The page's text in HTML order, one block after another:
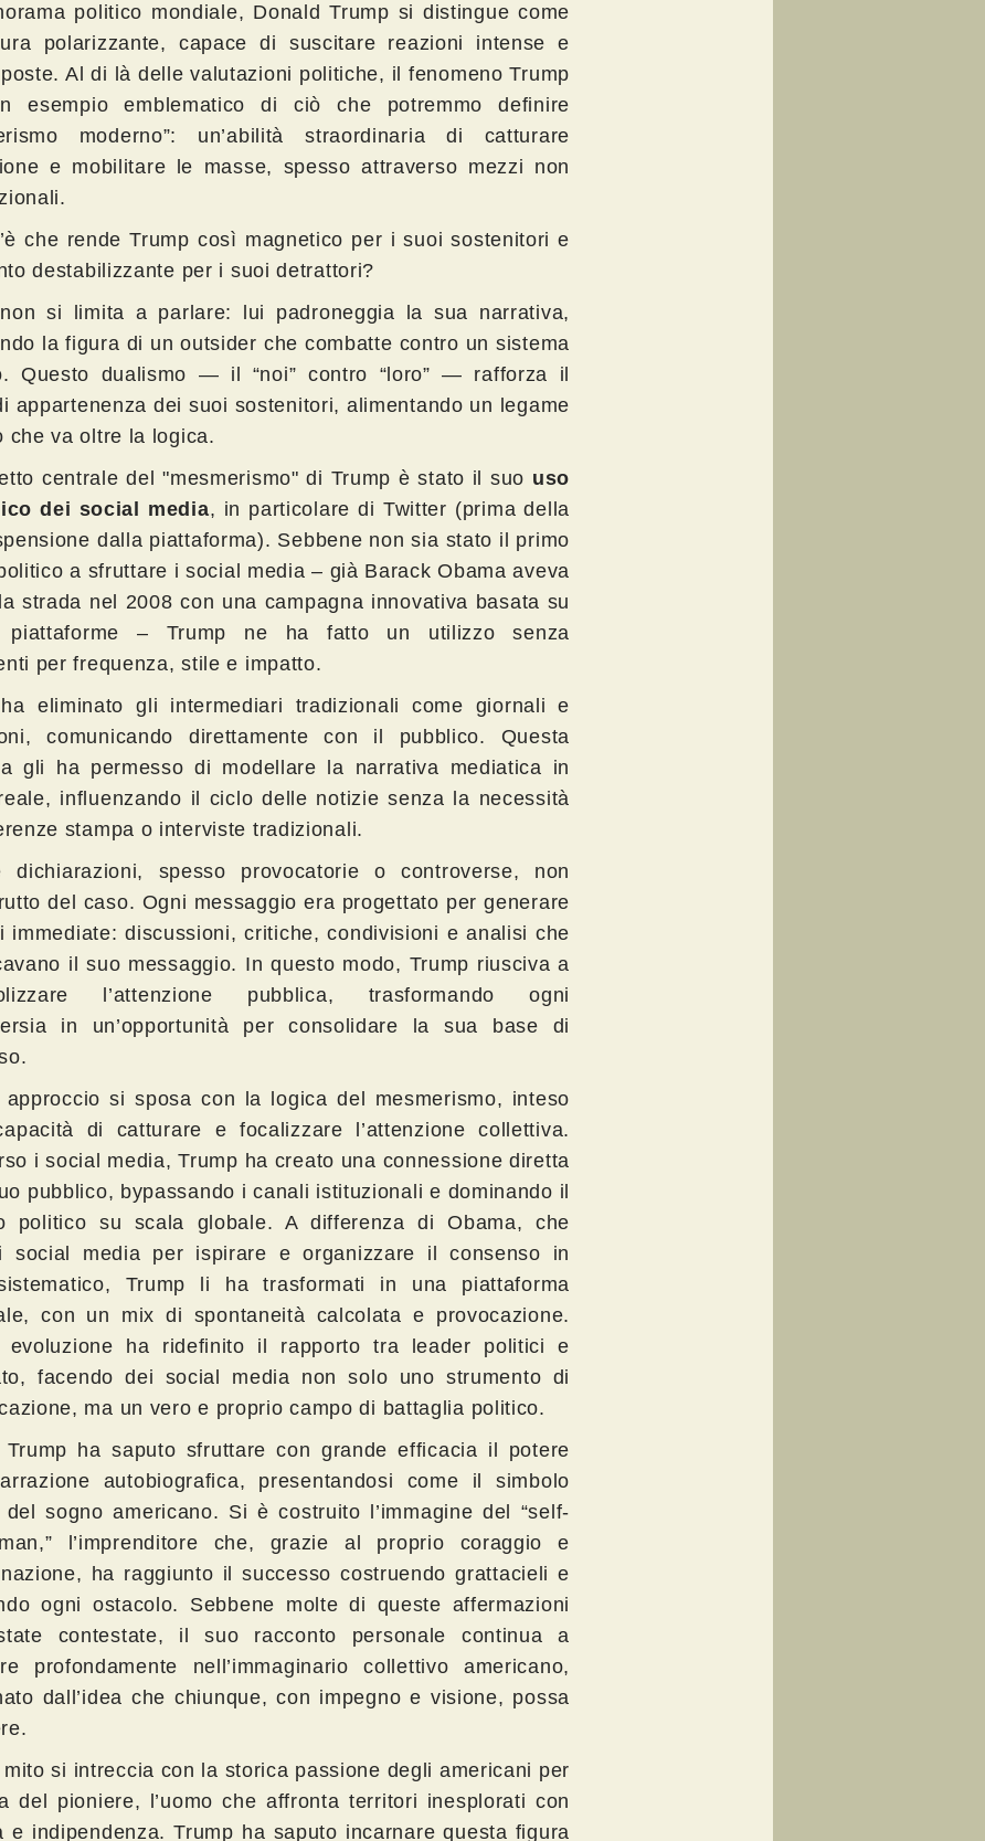
politico mondiale, Donald Trump si distingue come
polarizzante, capace di suscitare reazioni intense e
Al di là delle valutazioni politiche, il fenomeno Trump
esempio emblematico di ciò che potremmo definire
moderno”: un’abilità straordinaria di catturare
e mobilitare le masse, spesso attraverso mezzi non
che rende Trump così magnetico per i suoi sostenitori e
destabilizzante per i suoi detrattori?
si limita a parlare: lui padroneggia la sua narrativa,
la figura di un outsider che combatte contro un sistema
Questo dualismo — il “noi” contro “loro” — rafforza il
appartenenza dei suoi sostenitori, alimentando un legame
che va oltre la logica.
centrale del "mesmerismo" di Trump è stato il suo uso
dei social media, in particolare di Twitter (prima della
dalla piattaforma). Sebbene non sia stato il primo
a sfruttare i social media – già Barack Obama aveva
strada nel 2008 con una campagna innovativa basata su
piattaforme – Trump ne ha fatto un utilizzo senza
per frequenza, stile e impatto.
eliminato gli intermediari tradizionali come giornali e
comunicando direttamente con il pubblico. Questa
gli ha permesso di modellare la narrativa mediatica in
influenzando il ciclo delle notizie senza la necessità
stampa o interviste tradizionali.
dichiarazioni, spesso provocatorie o controverse, non
del caso. Ogni messaggio era progettato per generare
immediate: discussioni, critiche, condivisioni e analisi che
il suo messaggio. In questo modo, Trump riusciva a
l’attenzione pubblica, trasformando ogni
in un’opportunità per consolidare la sua base di
approccio si sposa con la logica del mesmerismo, inteso
di catturare e focalizzare l’attenzione collettiva.
i social media, Trump ha creato una connessione diretta
pubblico, bypassando i canali istituzionali e dominando il
politico su scala globale. A differenza di Obama, che
social media per ispirare e organizzare il consenso in
Trump li ha trasformati in una piattaforma
con un mix di spontaneità calcolata e provocazione.
evoluzione ha ridefinito il rapporto tra leader politici e
facendo dei social media non solo uno strumento di
ma un vero e proprio campo di battaglia politico.
Trump ha saputo sfruttare con grande efficacia il potere
autobiografica, presentandosi come il simbolo
del sogno americano. Si è costruito l’immagine del “self-
l’imprenditore che, grazie al proprio coraggio e
ha raggiunto il successo costruendo grattacieli e
ogni ostacolo. Sebbene molte di queste affermazioni
contestate, il suo racconto personale continua a
profondamente nell’immaginario collettivo americano,
dall’idea che chiunque, con impegno e visione, possa
mito si intreccia con la storica passione degli americani per
del pioniere, l’uomo che affronta territori inesplorati con
e indipendenza. Trump ha saputo incarnare questa figura